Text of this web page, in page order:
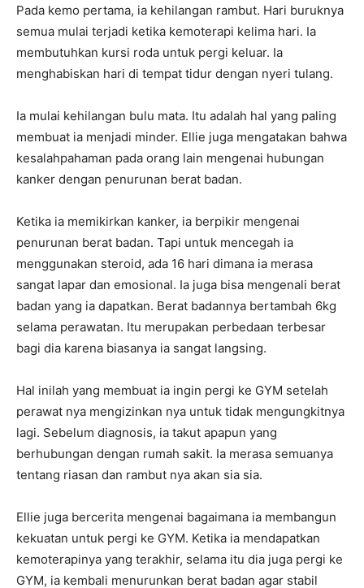
Pada kemo pertama, ia kehilangan rambut. Hari buruknya
semua mulai terjadi ketika kemoterapi kelima hari. Ia
membutuhkan kursi roda untuk pergi keluar. Ia
menghabiskan hari di tempat tidur dengan nyeri tulang.
Ia mulai kehilangan bulu mata. Itu adalah hal yang paling
membuat ia menjadi minder. Ellie juga mengatakan bahwa
kesalahpahaman pada orang lain mengenai hubungan
kanker dengan penurunan berat badan.
Ketika ia memikirkan kanker, ia berpikir mengenai
penurunan berat badan. Tapi untuk mencegah ia
menggunakan steroid, ada 16 hari dimana ia merasa
sangat lapar dan emosional. Ia juga bisa mengenali berat
badan yang ia dapatkan. Berat badannya bertambah 6kg
selama perawatan. Itu merupakan perbedaan terbesar
bagi dia karena biasanya ia sangat langsing.
Hal inilah yang membuat ia ingin pergi ke GYM setelah
perawat nya mengizinkan nya untuk tidak mengungkitnya
lagi. Sebelum diagnosis, ia takut apapun yang
berhubungan dengan rumah sakit. Ia merasa semuanya
tentang riasan dan rambut nya akan sia sia.
Ellie juga bercerita mengenai bagaimana ia membangun
kekuatan untuk pergi ke GYM. Ketika ia mendapatkan
kemoterapinya yang terakhir, selama itu dia juga pergi ke
GYM, ia kembali menurunkan berat badan agar stabil